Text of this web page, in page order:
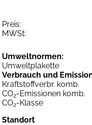
Preis:
MWSt:
Umweltnormen:
Umweltplakette
Verbrauch und
Kraftstoffverbr. komb.
CO2-Emissionen komb.
CO2-Klasse
Standort